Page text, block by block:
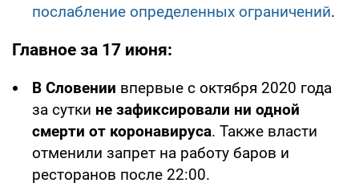
послабление определенных ограничений.
Главное за 17 июня:
В Словении впервые с октября 2020 года
за сутки не зафиксировали ни одной
смерти от коронавируса. Также власти
отменили запрет на работу баров и
ресторанов после 22:00.